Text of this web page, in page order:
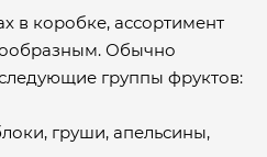
в коробке, ассортимент
Обычно
группы фруктов:
груши, апельсины,